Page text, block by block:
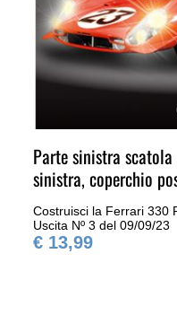
Parte sinistra
sinistra, coperchio
Costruisci la Ferrari 330
Uscita Nº 3 del 09/09/23
€ 13,99